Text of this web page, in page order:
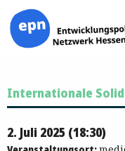
Inhalt
springen
Internationale
2. Juli 2025 (18:30)